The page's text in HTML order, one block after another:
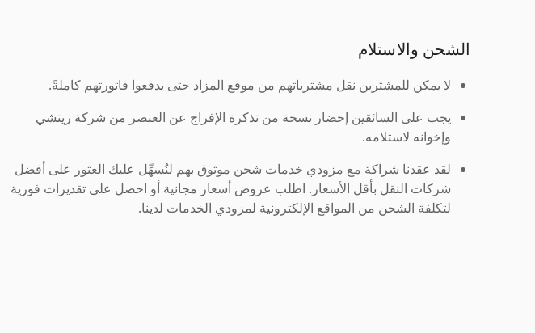
الشحن والاستلام
لا يمكن للمشترين نقل مشترياتهم من موقع المزاد حتى يدفعوا فاتورتهم كاملةً.
يجب على السائقين إحضار نسخة من تذكرة الإفراج عن العنصر من شركة ريتشي
وإخوانه لاستلامه.
لقد عقدنا شراكة مع مزودي خدمات شحن موثوق بهم لنُسهِّل عليك العثور على أفضل
شركات النقل بأقل الأسعار. اطلب عروض أسعار مجانية أو احصل على تقديرات فورية
لتكلفة الشحن من المواقع الإلكترونية لمزودي الخدمات لدينا.